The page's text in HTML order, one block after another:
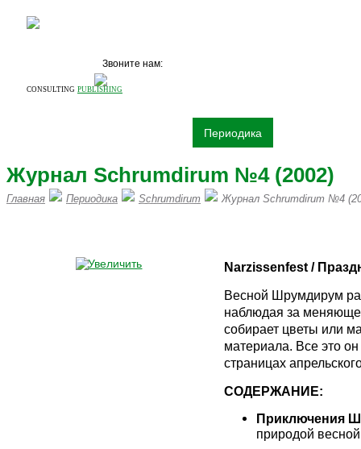
CONSULTING PUBLISHING
Звоните нам:
Периодика
Журнал Schrumdirum №4 (2002)
Главная Периодика Schrumdirum Журнал Schrumdirum №4
Narzissenfest /
Весной Шрумдирум
наблюдая за
собирает цветы или
материала. Все это
страницах
СОДЕРЖАНИЕ:
Приключения
природой